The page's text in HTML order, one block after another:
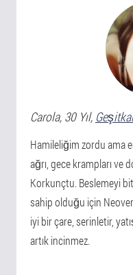
Carola, 30 Yıl,
Hamileliğim zordu ama
ağrı, gece krampları ve
Korkunçtu. Beslemeyi
sahip olduğu için
iyi bir çare, serinletir,
artık incinmez.